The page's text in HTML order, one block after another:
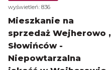
wyświetleń: 836
Mieszkanie na
sprzedaż Wejherowo ,
Słowińców -
Niepowtarzalna